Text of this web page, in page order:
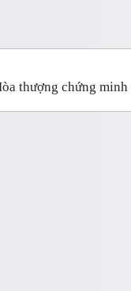
thượng chứng minh